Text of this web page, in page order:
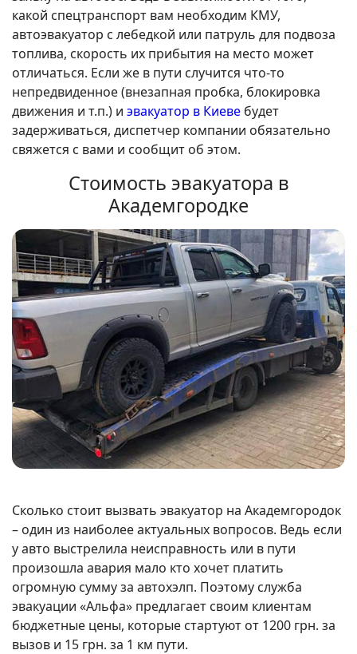
какой спецтранспорт вам необходим КМУ,
автоэвакуатор с лебедкой или патруль для подвоза
топлива, скорость их прибытия на место может
отличаться. Если же в пути случится что-то
непредвиденное (внезапная пробка, блокировка
движения и т.п.) и эвакуатор в Киеве будет
задерживаться, диспетчер компании обязательно
свяжется с вами и сообщит об этом.
Стоимость эвакуатора в
Академгородке
Сколько стоит вызвать эвакуатор на Академгородок
– один из наиболее актуальных вопросов. Ведь если
у авто выстрелила неисправность или в пути
произошла авария мало кто хочет платить
огромную сумму за автохэлп. Поэтому служба
эвакуации «Альфа» предлагает своим клиентам
бюджетные цены, которые стартуют от 1200 грн. за
вызов и 15 грн. за 1 км пути.